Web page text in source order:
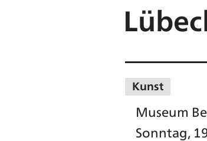
Kunst
Museum
Sonntag,